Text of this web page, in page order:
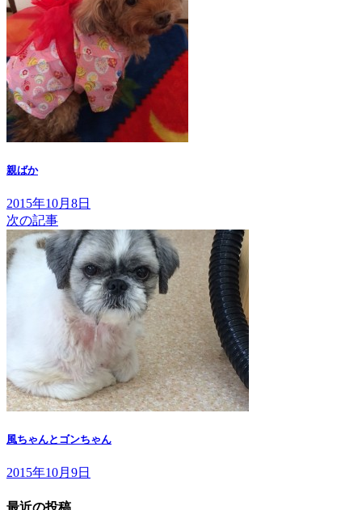
親ばか
2015年10月8日
次の記事
風ちゃんとゴンちゃん
2015年10月9日
最近の投稿